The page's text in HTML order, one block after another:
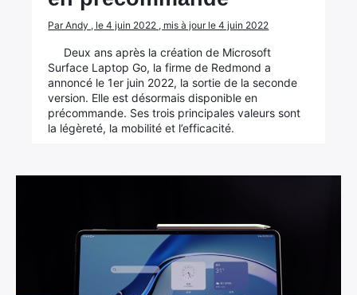
Par Andy , le 4 juin 2022 , mis à jour le 4 juin 2022
Deux ans après la création de Microsoft
Surface Laptop Go, la firme de Redmond a
annoncé le 1er juin 2022, la sortie de la seconde
version. Elle est désormais disponible en
précommande. Ses trois principales valeurs sont
la légèreté, la mobilité et l’efficacité.